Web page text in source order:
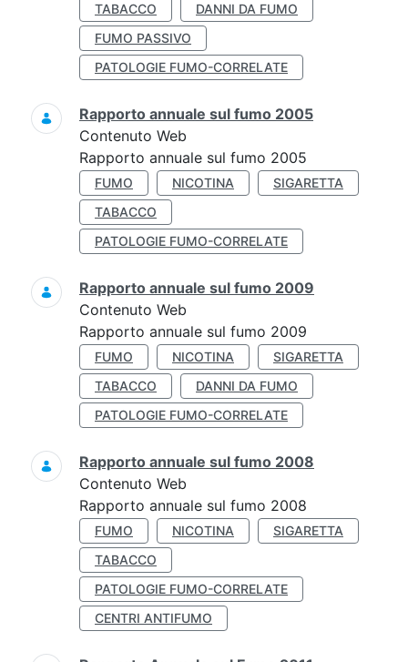
TABACCO
DANNI DA FUMO
FUMO PASSIVO
PATOLOGIE FUMO-CORRELATE
Rapporto annuale sul fumo 2005
Contenuto Web
Rapporto annuale sul fumo 2005
FUMO NICOTINA
SIGARETTA
TABACCO
PATOLOGIE FUMO-CORRELATE
Rapporto annuale sul fumo 2009
Contenuto Web
Rapporto annuale sul fumo 2009
FUMO NICOTINA
SIGARETTA
TABACCO
DANNI DA FUMO
PATOLOGIE FUMO-CORRELATE
Rapporto annuale sul fumo 2008
Contenuto Web
Rapporto annuale sul fumo 2008
FUMO NICOTINA
SIGARETTA
TABACCO
PATOLOGIE FUMO-CORRELATE
CENTRI ANTIFUMO